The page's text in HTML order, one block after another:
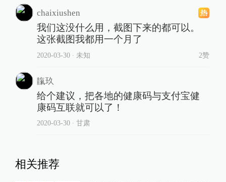
chaixiushen
我们这没什么用，截图下来的都可以。
这张截图我都用一个月了
2020-03-30∙ 未知 2赞
靝玖
给个建议，把各地的健康码与支付宝健
康码互联就可以了！
2020-03-30∙ 甘肃
相关推荐